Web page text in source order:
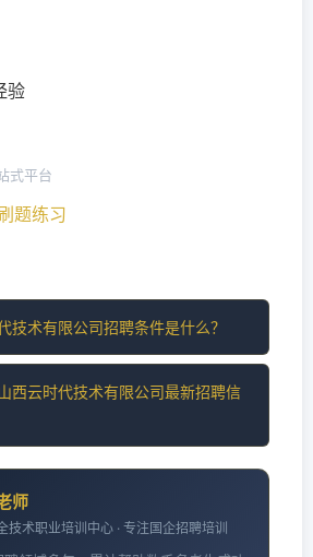
验
式平台
题练习
技术有限公司招聘条件是什么？
西云时代技术有限公司最新招聘信
师
技术职业培训中心 · 专注国企招聘培训